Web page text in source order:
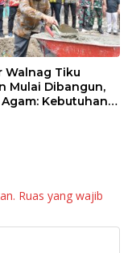
Walnag Tiku
Mulai Dibangun,
Kebutuhan
Ruas yang wajib